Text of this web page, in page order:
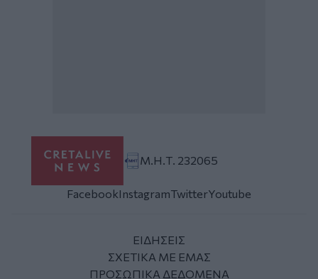
Μ.Η.Τ. 232065
FacebookInstagramTwitterYoutube
ΕΙΔΗΣΕΙΣ
ΣΧΕΤΙΚΑ ΜΕ ΕΜΑΣ
ΠΡΟΣΩΠΙΚΑ ΔΕΔΟΜΕΝΑ